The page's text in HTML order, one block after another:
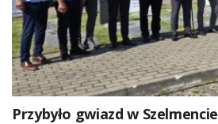
Przybyło gwiazd w Szelmencie